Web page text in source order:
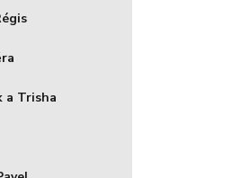
a Trisha